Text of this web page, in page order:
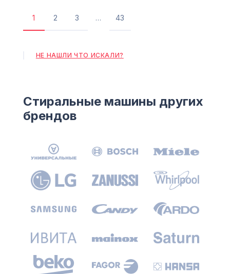
Текущая
1
Страница
2
Страница
3 …
Последняя
43
НЕ НАШЛИ ЧТО ИСКАЛИ?
Стиральные машины других
брендов